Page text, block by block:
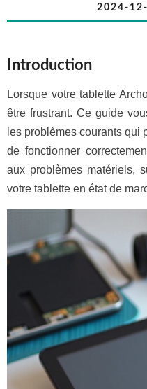
2024-
Introduction
Lorsque votre tablette
être frustrant. Ce guide
les problèmes courants qui
de fonctionner
aux problèmes matériels,
votre tablette en état de